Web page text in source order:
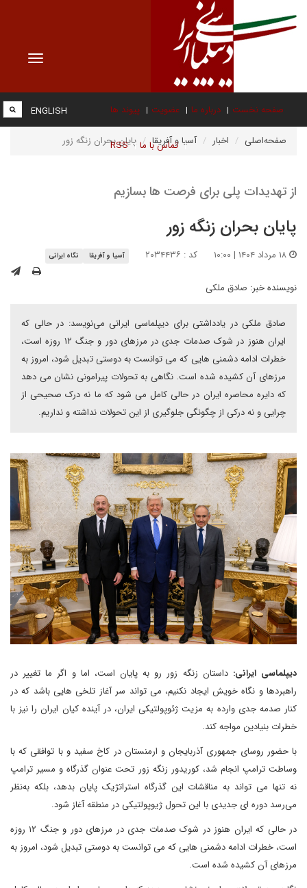
Toggle
صفحه نخست درباره ما عضویت پیوند ها
تماس با ما RSS
ENGLISH
صفحه‌اصلی اخبار آسیا و آفریقا پایان بحران زنگه زور
از تهدیدات پلی برای فرصت ها بسازیم
پایان بحران زنگه زور
کد : ۲۰۳۴۴۳۶ آسیا و آفریقا نگاه ایرانی
نویسنده خبر: صادق ملکی
صادق ملکی در یادداشتی برای دیپلماسی ایرانی می‌نویسد: در حالی که
ایران هنوز در شوک صدمات جدی در مرزهای دور و جنگ ۱۲ روزه است،
خطرات ادامه دشمنی هایی که می توانست به دوستی تبدیل شود، امروز به
مرزهای آن کشیده شده است. نگاهی به تحولات پیرامونی نشان می دهد
که دایره محاصره ایران در حالی کامل می شود که ما نه درک صحیحی از
چرایی و نه درکی از چگونگی جلوگیری از این تحولات نداشته و نداریم.
دیپلماسی ایرانی: داستان زنگه زور رو به پایان است، اما و اگر ما تغییر در
راهبردها و نگاه خویش ایجاد نکنیم، می تواند سر آغاز تلخی هایی باشد که در
کنار صدمه جدی وارده به مزیت ژئوپولتیکی ایران، در آینده کیان ایران را نیز با
خطرات بنیادین مواجه کند‌‌‌.
با حضور روسای جمهوری آذربایجان و ارمنستان در کاخ سفید و با توافقی که با
وساطت ترامپ انجام شد، کوریدور زنگه زور تحت عنوان گذرگاه و مسیر ترامپ
نه تنها می تواند به مناقشات این گذرگاه استراتژیک پایان بدهد، بلکه به‌نظر
می‌رسد دوره ای جدیدی با این تحول ژیوپولتیکی در منطقه آغاز شود.
در حالی که ایران هنوز در شوک صدمات جدی در مرزهای دور و جنگ ۱۲ روزه
است، خطرات ادامه دشمنی هایی که می توانست به دوستی تبدیل شود، امروز به
مرزهای آن کشیده شده است.